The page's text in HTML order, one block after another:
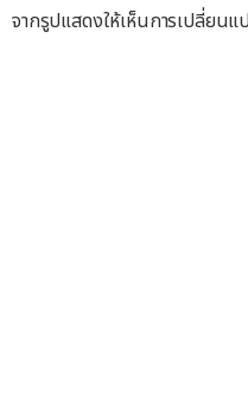
จากรูปแสดงให้เห็นการเปลี่ยน